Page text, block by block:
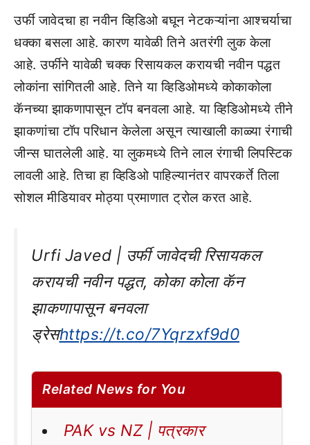
उर्फी जावेदचा हा नवीन व्हिडिओ बघून नेटकऱ्यांना आश्चर्याचा
धक्का बसला आहे. कारण यावेळी तिने अतरंगी लुक केला
आहे. उर्फीने यावेळी चक्क रिसायकल करायची नवीन पद्धत
लोकांना सांगितली आहे. तिने या व्हिडिओमध्ये कोकाकोला
कॅनच्या झाकणापासून टॉप बनवला आहे. या व्हिडिओमध्ये तीने
झाकणांचा टॉप परिधान केलेला असून त्याखाली काळ्या रंगाची
जीन्स घातलेली आहे. या लुकमध्ये तिने लाल रंगाची लिपस्टिक
लावली आहे. तिचा हा व्हिडिओ पाहिल्यानंतर वापरकर्ते तिला
सोशल मीडियावर मोठ्या प्रमाणात ट्रोल करत आहे.
Urfi Javed | उर्फी जावेदची रिसायकल
करायची नवीन पद्धत, कोका कोला कॅन
झाकणापासून बनवला
ड्रेसhttps://t.co/7Yqrzxf9d0
Related News for You
PAK vs NZ | पत्रकार